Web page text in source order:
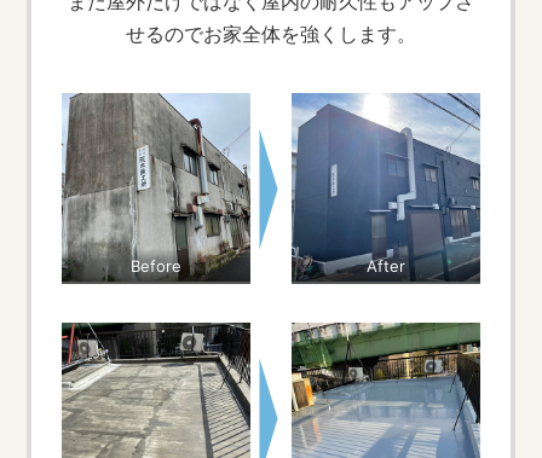
せるのでお家全体を強くします。
Before After